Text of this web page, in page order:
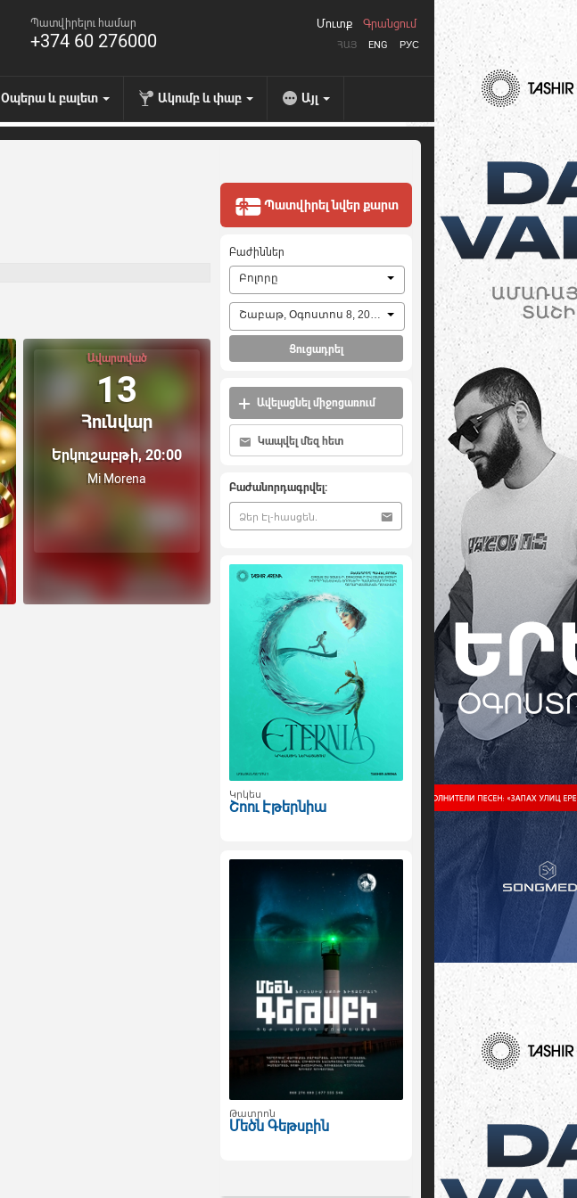
Պատվիրելու համար
+374 60 276000 ՀԱՅ ENG РУС
Մուտք Գրանցում
Օպերա և բալետ Ակումբ և փաբ Այլ
Ավարտված
13
Հունվար
Երկուշաբթի, 20:00
Mi Morena
Պատվիրել նվեր քարտ
Բաժիններ
Բոլորը
Շաբաթ, Օգոստոս 8, 2026
Ցուցադրել
Ավելացնել միջոցառում
Կապվել մեզ հետ
Բաժանորդագրվել:
Կրկես
Շոու Էթերնիա
Թատրոն
Մեծն Գեթսբին